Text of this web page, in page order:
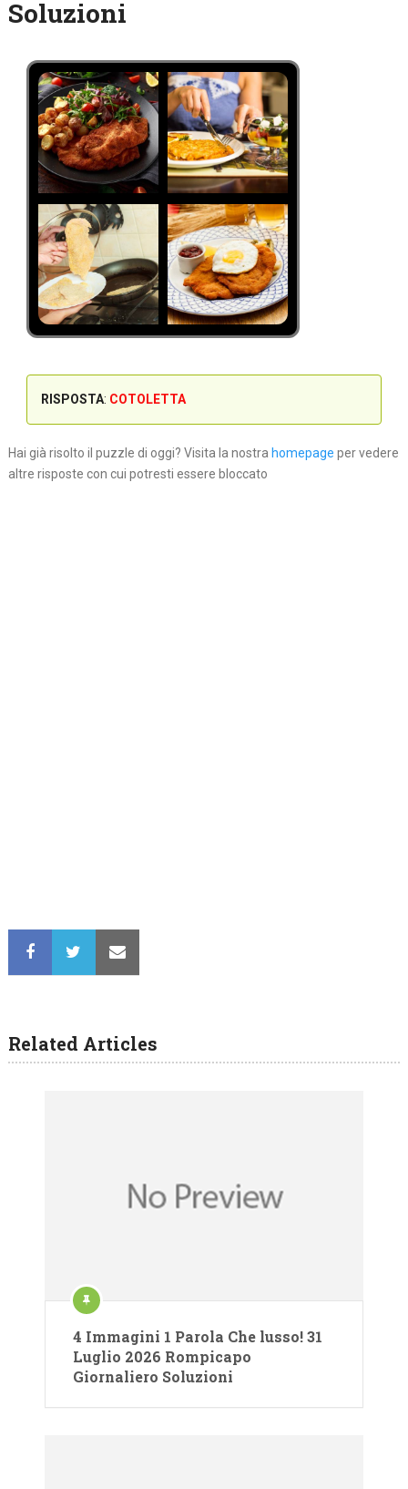
Soluzioni
RISPOSTA: COTOLETTA
Hai già risolto il puzzle di oggi? Visita la nostra homepage per vedere
altre risposte con cui potresti essere bloccato
Related Articles
4 Immagini 1 Parola Che lusso! 31
Luglio 2026 Rompicapo
Giornaliero Soluzioni